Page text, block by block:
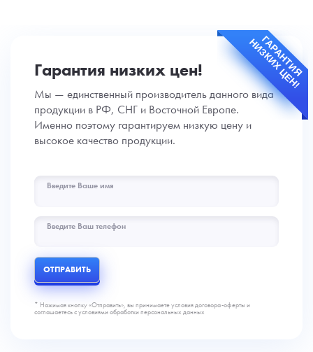
ГАРАНТИЯ
НИЗКИХ ЦЕН!
Гарантия низких цен!
Мы — единственный производитель данного вида
продукции в РФ, СНГ и Восточной Европе.
Именно поэтому гарантируем низкую цену и
высокое качество продукции.
Введите Ваше имя
Введите Ваш телефон
ОТПРАВИТЬ
* Нажимая кнопку «Отправить», вы принимаете условия договора-оферты и
соглашаетесь с условиями обработки персональных данных